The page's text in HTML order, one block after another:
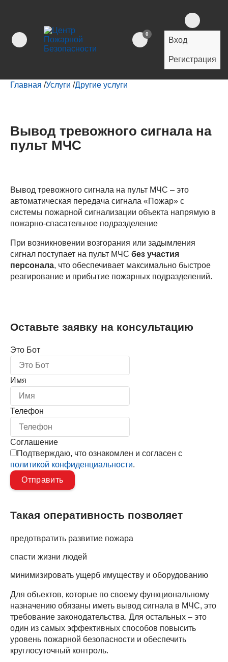
0
Вход
Регистрация
Главная /Услуги /Другие услуги
Вывод тревожного сигнала на
пульт МЧС
Вывод тревожного сигнала на пульт МЧС – это
автоматическая передача сигнала «Пожар» с
системы пожарной сигнализации объекта напрямую в
пожарно-спасательное подразделение
При возникновении возгорания или задымления
сигнал поступает на пульт МЧС без участия
персонала, что обеспечивает максимально быстрое
реагирование и прибытие пожарных подразделений.
Оставьте заявку на консультацию
Это Бот
Имя
Телефон
Соглашение
Подтверждаю, что ознакомлен и согласен с
политикой конфиденциальности.
Такая оперативность позволяет
предотвратить развитие пожара
спасти жизни людей
минимизировать ущерб имуществу и оборудованию
Для объектов, которые по своему функциональному
назначению обязаны иметь вывод сигнала в МЧС, это
требование законодательства. Для остальных – это
один из самых эффективных способов повысить
уровень пожарной безопасности и обеспечить
круглосуточный контроль.